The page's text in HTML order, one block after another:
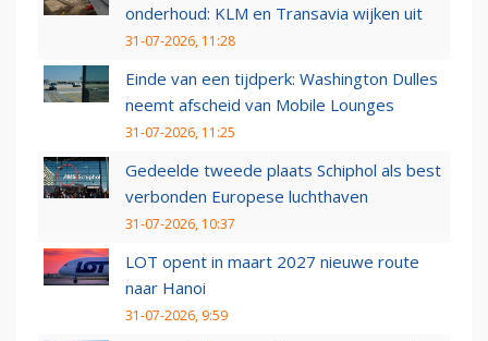
onderhoud: KLM en Transavia wijken uit
31-07-2026, 11:28
Einde van een tijdperk: Washington Dulles
neemt afscheid van Mobile Lounges
31-07-2026, 11:25
Gedeelde tweede plaats Schiphol als best
verbonden Europese luchthaven
31-07-2026, 10:37
LOT opent in maart 2027 nieuwe route
naar Hanoi
31-07-2026, 9:59